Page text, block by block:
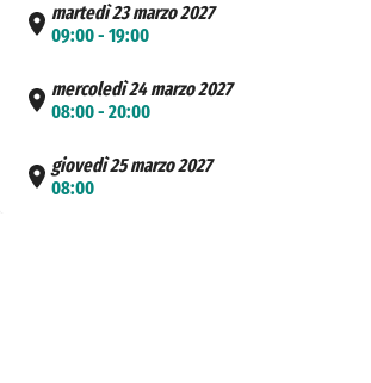
martedì 23 marzo 2027
09:00 - 19:00
mercoledì 24 marzo 2027
08:00 - 20:00
giovedì 25 marzo 2027
08:00